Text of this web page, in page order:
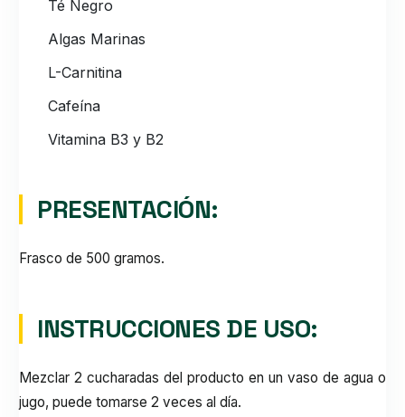
Té Negro
Algas Marinas
L-Carnitina
Cafeína
Vitamina B3 y B2
PRESENTACIÓN:
Frasco de 500 gramos.
INSTRUCCIONES DE USO:
Mezclar 2 cucharadas del producto en un vaso de agua o
jugo, puede tomarse 2 veces al día.